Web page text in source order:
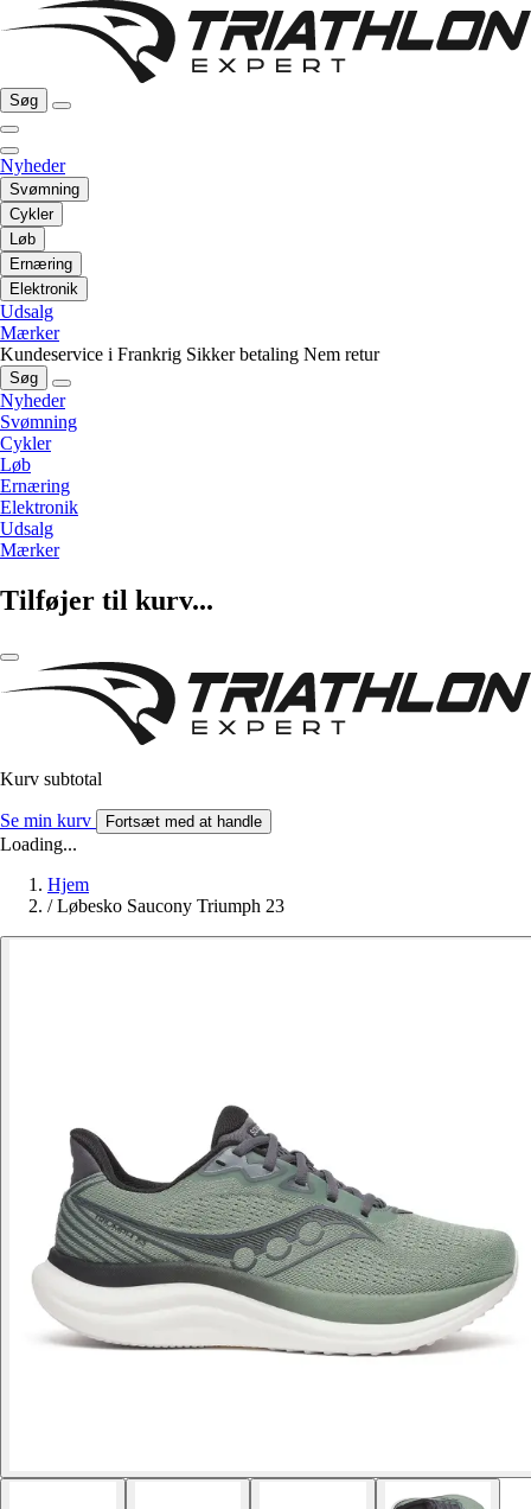
Søg
Nyheder
Svømning
Cykler
Løb
Ernæring
Elektronik
Udsalg
Mærker
Kundeservice i Frankrig Sikker betaling Nem retur
Søg
Nyheder
Svømning
Cykler
Løb
Ernæring
Elektronik
Udsalg
Mærker
Tilføjer til kurv...
Kurv subtotal
Se min kurv Fortsæt med at handle
Loading...
Hjem
/ Løbesko Saucony Triumph 23